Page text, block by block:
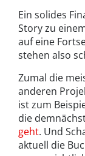
Ein solides
Story zu
auf eine
stehen also
Zumal die
anderen
ist zum
die
geht. Und
aktuell die